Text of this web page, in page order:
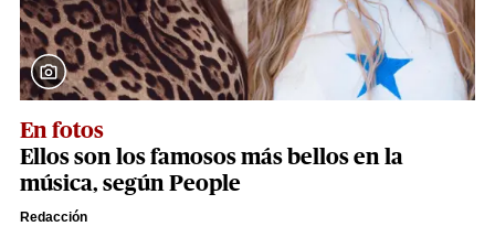
En fotos
Ellos son los famosos más bellos en la
música, según People
Redacción